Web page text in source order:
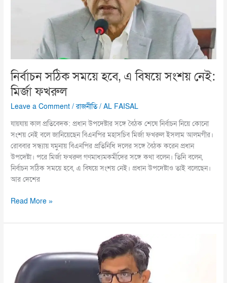
নির্বাচন সঠিক সময়ে হবে, এ বিষয়ে সংশয় নেই:
মির্জা ফখরুল
Leave a Comment /রাজনীতি/AL FAISAL
যায়যায় কাল প্রতিবেদক: প্রধান উপদেষ্টার সঙ্গে বৈঠক শেষে নির্বাচন নিয়ে কোনো
সংশয় নেই বলে জানিয়েছেন বিএনপির মহাসচিব মির্জা ফখরুল ইসলাম আলমগীর।
রোববার সন্ধ্যায় যমুনায় বিএনপির প্রতিনিধি দলের সঙ্গে বৈঠক করেন প্রধান
উপদেষ্টা। পরে মির্জা ফখরুল গণমাধ্যমকর্মীদের সঙ্গে কথা বলেন। তিনি বলেন,
নির্বাচন সঠিক সময়ে হবে, এ বিষয়ে সংশয় নেই। প্রধান উপদেষ্টাও তাই বলেছেন।
আর দেশের
Read More »
স্পষ্টবার্তা,
ফেব্রুয়ারির